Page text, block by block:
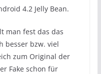
4.2 Jelly Bean.
man fest das das
besser bzw. viel
zum Original der
Fake schon für